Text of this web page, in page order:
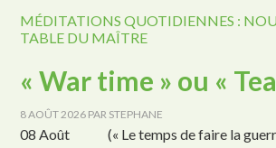
MÉDITATIONS QUOTIDIENNES :
TABLE DU MAÎTRE
« War time » ou «
8 AOÛT 2026 PAR STEPHANE
08 Août (« Le temps de faire la guerre